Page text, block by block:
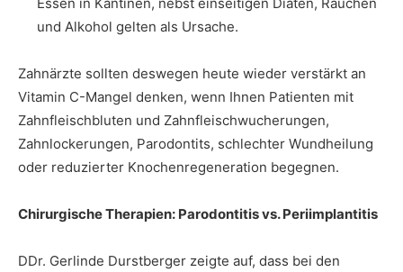
und Alkohol gelten als Ursache.
Zahnärzte sollten deswegen heute wieder verstärkt an
Vitamin C-Mangel denken, wenn Ihnen Patienten mit
Zahnfleischbluten und Zahnfleischwucherungen,
Zahnlockerungen, Parodontits, schlechter Wundheilung
oder reduzierter Knochenregeneration begegnen.
Chirurgische Therapien: Parodontitis vs. Periimplantitis
DDr. Gerlinde Durstberger zeigte auf, dass bei den